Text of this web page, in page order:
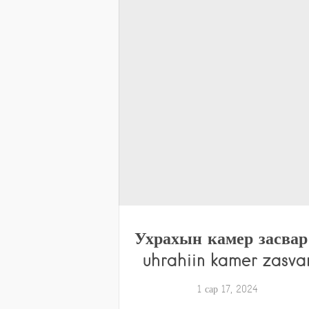
Ухрахын камер
uhrahiin kamer
1 сар 17, 2024